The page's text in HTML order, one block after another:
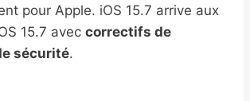
pour Apple. iOS 15.7 arrive aux
15.7 avec correctifs de
sécurité.